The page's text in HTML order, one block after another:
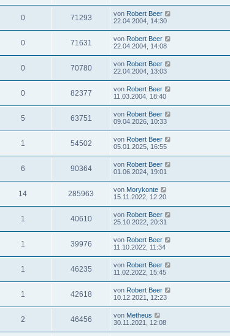
0 71293 von Robert Beer
22.04.2004, 14:30
0 71631 von Robert Beer
22.04.2004, 14:08
0 70780 von Robert Beer
22.04.2004, 13:03
0 82377 von Robert Beer
11.03.2004, 18:40
5 63751 von Robert Beer
09.04.2026, 10:33
1 54502 von Robert Beer
05.01.2025, 16:55
6 90364 von Robert Beer
01.06.2024, 19:01
14 285963 von Morykonte
15.11.2022, 12:20
1 40610 von Robert Beer
25.10.2022, 20:31
1 39976 von Robert Beer
11.10.2022, 11:34
1 46235 von Robert Beer
11.02.2022, 15:45
1 42618 von Robert Beer
10.12.2021, 12:23
2 46456 von Metheus
30.11.2021, 12:08